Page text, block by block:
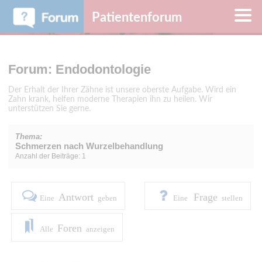
Patientenforum
Forum: Endodontologie
Der Erhalt der Ihrer Zähne ist unsere oberste Aufgabe. Wird ein
Zahn krank, helfen moderne Therapien ihn zu heilen. Wir
unterstützen Sie gerne.
Thema:
Schmerzen nach Wurzelbehandlung
Anzahl der Beiträge: 1
Eine Antwort geben Eine Frage stellen
Alle Foren anzeigen